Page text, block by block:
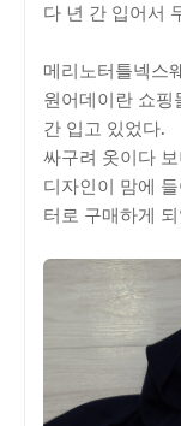
다 년 간 입어서
메리노터틀넥스
원어데이란 쇼핑
간 입고 있었다.
싸구려 옷이다
디자인이 맘에
터로 구매하게